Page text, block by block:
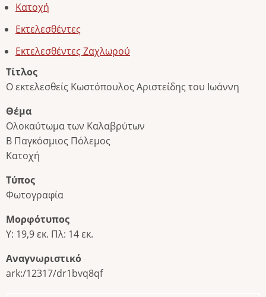
Κατοχή
Εκτελεσθέντες
Εκτελεσθέντες Ζαχλωρού
Τίτλος
Ο εκτελεσθείς Κωστόπουλος Αριστείδης του Ιωάννη
Θέμα
Ολοκαύτωμα των Καλαβρύτων
Β Παγκόσμιος Πόλεμος
Κατοχή
Τύπος
Φωτογραφία
Μορφότυπος
Υ: 19,9 εκ. Πλ: 14 εκ.
Αναγνωριστικό
ark:/12317/dr1bvq8qf